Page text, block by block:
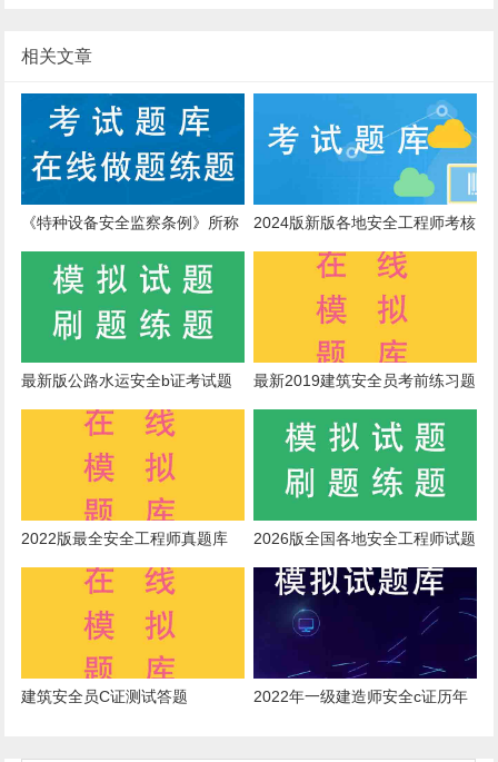
相关文章
《特种设备安全监察条例》所称
管理部门在现行体制下是指()
2024版新版各地安全工程师考核
最新版公路水运安全b证考试题
目内部题库
最新2019建筑安全员考前练习题
2022版最全安全工程师真题库 2026版全国各地安全工程师试题
建筑安全员C证测试答题
2022年一级建造师安全c证历年